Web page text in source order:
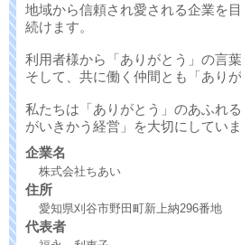
地域から信頼され愛される企業を
続けます。
利用者様から「ありがとう」の言
そして、共に働く仲間とも「あり
私たちは「ありがとう」のあふれ
がいきかう経営」を大切にしていま
企業名
株式会社ちあい
住所
愛知県刈谷市野田町新上納296番地
代表者